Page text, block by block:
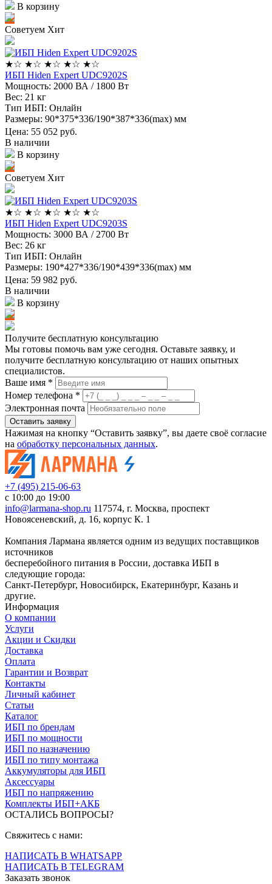
В корзину
Советуем Хит
★☆ ★☆ ★☆ ★☆ ★☆
ИБП Hiden Expert UDC9202S
Мощность: 2000 ВА / 1800 Вт
Вес: 21 кг
Тип ИБП: Онлайн
Размеры: 90*375*336/190*387*336(max) мм
Цена: 55 052 руб.
В наличии
В корзину
Советуем Хит
★☆ ★☆ ★☆ ★☆ ★☆
ИБП Hiden Expert UDC9203S
Мощность: 3000 ВА / 2700 Вт
Вес: 26 кг
Тип ИБП: Онлайн
Размеры: 190*427*336/190*439*336(max) мм
Цена: 59 982 руб.
В наличии
В корзину
Получите бесплатную консультацию
Мы готовы помочь вам уже сегодня. Оставьте заявку, и
получите бесплатную консультацию от наших опытных
специалистов.
Ваше имя *
Номер телефона *
Электронная почта
Оставить заявку
Нажимая на кнопку “Оставить заявку”, вы даете своё согласие
на обработку персональных данных.
+7 (495) 215-06-63
с 10:00 до 19:00
info@larmana-shop.ru 117574, г. Москва, проспект
Новоясеневский, д. 16, корпус К. 1
Компания Лармана является одним из ведущих поставщиков
источников
бесперебойного питания в России, доставка ИБП в
следующие города:
Санкт-Петербург, Новосибирск, Екатеринбург, Казань и
другие.
Информация
О компании
Услуги
Акции и Скидки
Доставка
Оплата
Гарантии и Возврат
Контакты
Личный кабинет
Статьи
Каталог
ИБП по брендам
ИБП по мощности
ИБП по назначению
ИБП по типу монтажа
Аккумуляторы для ИБП
Аксессуары
ИБП по напряжению
Комплекты ИБП+АКБ
ОСТАЛИСЬ ВОПРОСЫ?
Свяжитесь с нами:
НАПИСАТЬ В WHATSAPP
НАПИСАТЬ В TELEGRAM
Заказать звонок